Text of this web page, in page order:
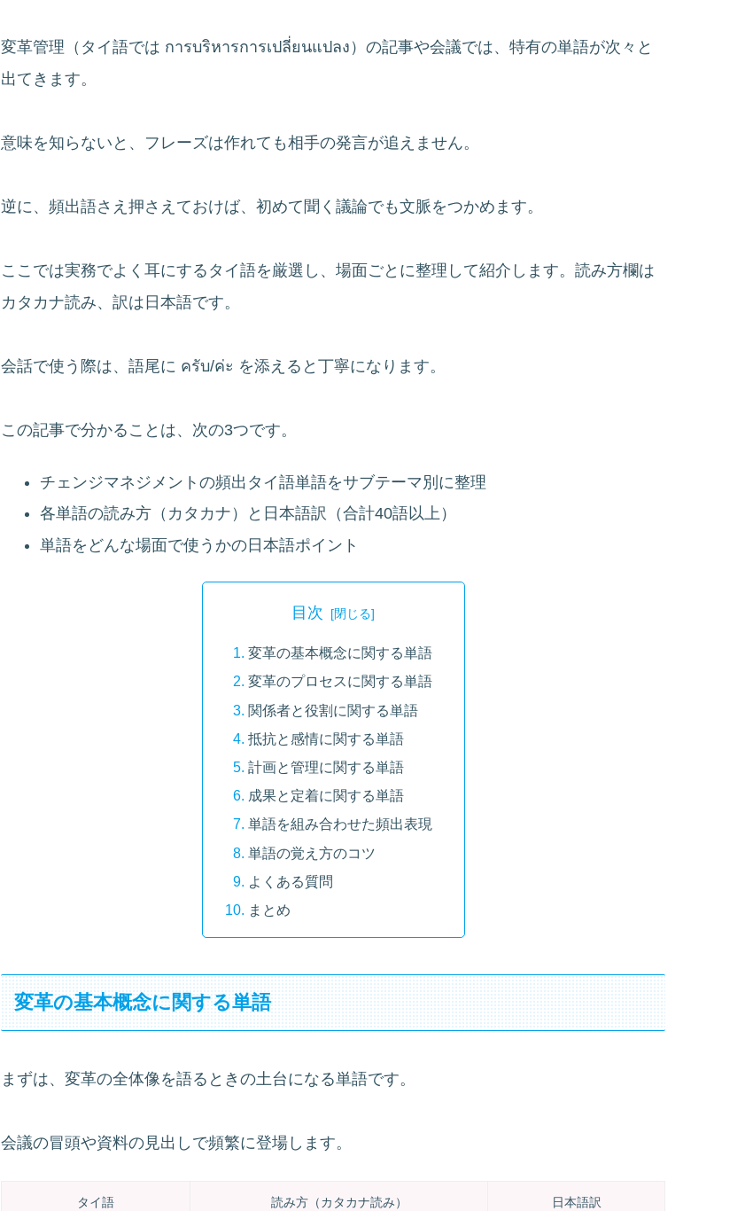
変革管理（タイ語では การบริหารการเปลี่ยนแปลง）の記事や会議では、特有の単語が次々と
出てきます。
意味を知らないと、フレーズは作れても相手の発言が追えません。
逆に、頻出語さえ押さえておけば、初めて聞く議論でも文脈をつかめます。
ここでは実務でよく耳にするタイ語を厳選し、場面ごとに整理して紹介します。読み方欄は
カタカナ読み、訳は日本語です。
会話で使う際は、語尾に ครับ/ค่ะ を添えると丁寧になります。
この記事で分かることは、次の3つです。
チェンジマネジメントの頻出タイ語単語をサブテーマ別に整理
各単語の読み方（カタカナ）と日本語訳（合計40語以上）
単語をどんな場面で使うかの日本語ポイント
目次
変革の基本概念に関する単語
変革のプロセスに関する単語
関係者と役割に関する単語
抵抗と感情に関する単語
計画と管理に関する単語
成果と定着に関する単語
単語を組み合わせた頻出表現
単語の覚え方のコツ
よくある質問
まとめ
変革の基本概念に関する単語
まずは、変革の全体像を語るときの土台になる単語です。
会議の冒頭や資料の見出しで頻繁に登場します。
タイ語 読み方（カタカナ読み） 日本語訳